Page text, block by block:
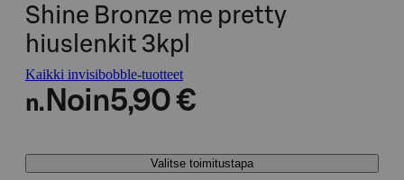
Shine Bronze me pretty
hiuslenkit 3kpl
Kaikki invisibobble-tuotteet
n. Noin5,90 €
Valitse toimitustapa